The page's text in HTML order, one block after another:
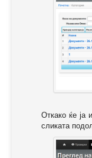
Откако ќе ја
сликата